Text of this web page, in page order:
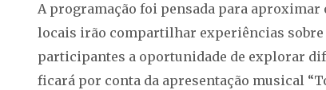
A programação foi pensada para
locais irão compartilhar experiências
participantes a oportunidade de explorar
ficará por conta da apresentação musical